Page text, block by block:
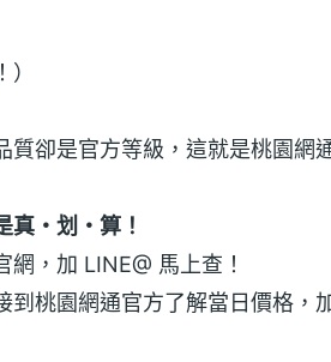
卻是官方等級，這就是桃園網
真・划・算！
，加 LINE@ 馬上查！
到桃園網通官方了解當日價格，